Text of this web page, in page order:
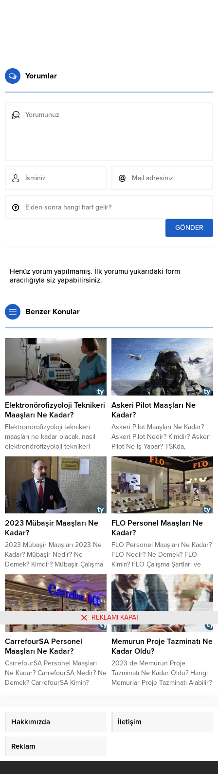
Yorumlar
Henüz yorum yapılmamış. İlk yorumu yukarıdaki form
aracılığıyla siz yapabilirsiniz.
Benzer Konular
Elektronörofizyoloji Teknikeri
Maaşları Ne Kadar?
​​​​​​​Elektronörofizyoloji teknikeri
maaşları ne kadar olacak, nasıl
elektronörofizyoloji teknikeri
olunur, özel sektör
elektronörofizyoloji teknikeri
maaşı ne kadar olacak,
elektronörofizyoloji teknikerliği
görevleri neler,
elektronörofizyoloji teknikeri
çalışma şartları nasıl gibi soruların
cevaplarına yazımız içinden
ulaşabilirsiniz.
Askeri Pilot Maaşları Ne
Kadar?
Askeri Pilot Maaşları Ne Kadar?
Askeri Pilot Nedir? Kimdir? Askeri
Pilot Ne İş Yapar? TSKda,
Jandarmada Emniyette askeri
pilot maaşları ne kadar? Uçak
pilotu, helikopter pilotu maaşı ne
kadar?
2023 Mübaşir Maaşları Ne
Kadar?
2023 Mübaşir Maaşları 2023 Ne
Kadar? Mübaşir Nedir? Ne
Demek? Kimdir? Mübaşir Çalışma
Şartları ve Çalışma Saatleri 2023
Mübaşir Maaşları 2023 Ne Kadar?
FLO Personel Maaşları Ne
Kadar?
FLO Personel Maaşları Ne Kadar?
FLO Nedir? Ne Demek? FLO
Kimin? FLO Çalışma Şartları ve
Çalışma Saatleri FLO İş İlanları, İş
Başvurusu ve Personel Alımı
CarrefourSA Personel
Maaşları Ne Kadar?
CarrefourSA Personel Maaşları
Ne Kadar? CarrefourSA Nedir? Ne
Demek? CarrefourSA Kimin?
Müdürü Maaşları Ne Kadar?
Memurun Proje Tazminatı Ne
Kadar Oldu?
2023 de Memurun Proje
Tazminatı Ne Kadar Oldu? Hangi
Memurlar Proje Tazminatı Alabilir?
Hakkımızda İletişim
Reklam
REKLAMI KAPAT